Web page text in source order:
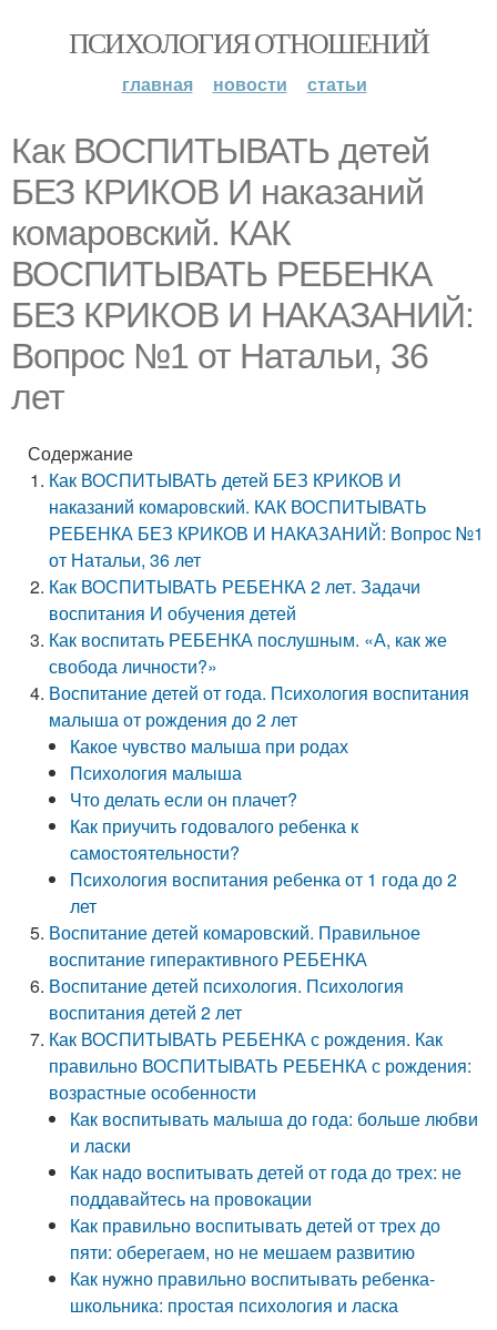
ПСИХОЛОГИЯ ОТНОШЕНИЙ
главная новости статьи
Как ВОСПИТЫВАТЬ детей
БЕЗ КРИКОВ И наказаний
комаровский. КАК
ВОСПИТЫВАТЬ РЕБЕНКА
БЕЗ КРИКОВ И НАКАЗАНИЙ:
Вопрос №1 от Натальи, 36
лет
Содержание
Как ВОСПИТЫВАТЬ детей БЕЗ КРИКОВ И
наказаний комаровский. КАК ВОСПИТЫВАТЬ
РЕБЕНКА БЕЗ КРИКОВ И НАКАЗАНИЙ: Вопрос №1
от Натальи, 36 лет
Как ВОСПИТЫВАТЬ РЕБЕНКА 2 лет. Задачи
воспитания И обучения детей
Как воспитать РЕБЕНКА послушным. «А, как же
свобода личности?»
Воспитание детей от года. Психология воспитания
малыша от рождения до 2 лет
Какое чувство малыша при родах
Психология малыша
Что делать если он плачет?
Как приучить годовалого ребенка к
самостоятельности?
Психология воспитания ребенка от 1 года до 2
лет
Воспитание детей комаровский. Правильное
воспитание гиперактивного РЕБЕНКА
Воспитание детей психология. Психология
воспитания детей 2 лет
Как ВОСПИТЫВАТЬ РЕБЕНКА с рождения. Как
правильно ВОСПИТЫВАТЬ РЕБЕНКА с рождения:
возрастные особенности
Как воспитывать малыша до года: больше любви
и ласки
Как надо воспитывать детей от года до трех: не
поддавайтесь на провокации
Как правильно воспитывать детей от трех до
пяти: оберегаем, но не мешаем развитию
Как нужно правильно воспитывать ребенка-
школьника: простая психология и ласка